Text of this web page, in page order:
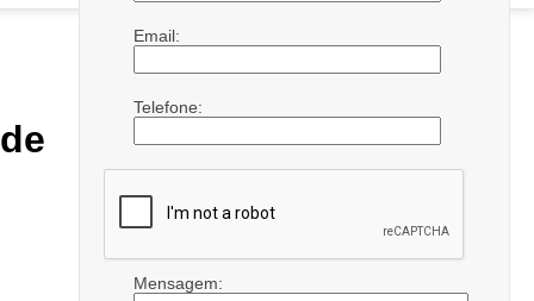
Email:
Telefone:
Mensagem: